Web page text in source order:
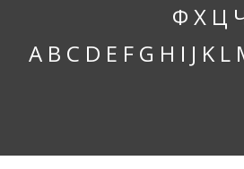
Ф Х Ц
A B C D E F G H I J K L